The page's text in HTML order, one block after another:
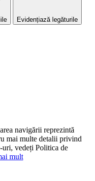
Evidențiază legăturile
navigării reprezintă
mai multe detalii privind
uri, vedeți Politica de
mult